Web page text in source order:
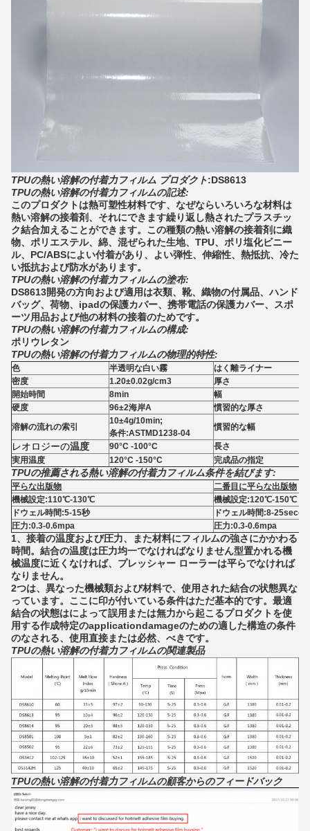
TPUの熱い溶解の付着力フィルム プロダクト:DS8613
TPUの熱い溶解の付着力フィルムの記述:
このプロダクトは熱可塑性材料です、なぜならいろいろな材料は
熱い溶解の接着剤、それにできます繰り返し熱されたプラスチッ
ク結合加えることができます。この種類の熱い溶解の接着剤に織
物、ポリエステル、綿、混ぜられた生地、TPU、ポリ塩化ビニー
ル、PC/ABSによい付着があり、よい弾性、伸縮性、熱抵抗、冷た
い抵抗および防水があります。
TPUの熱い溶解の付着力フィルムの塗布:
DS8613開発の方向および適用は衣類、靴、織物の付属品、ハンド
バッグ、荷物、ipadの保護カバー、携帯電話の保護カバー、スポ
ーツ用品および他の材料の接着のためです。
TPUの熱い溶解の付着力フィルムの構成:
ポリウレタン
TPUの熱い溶解の付着力フィルムの物理的特性:
色 半透明な白い霧
はく離ライナー
密度
1.20±0.02g/cm3
厚さ
開始時間
8min
幅
硬度
96±2海岸A
慣習的な厚さ
溶解の流れの索引
10±4g/10min;
条件:ASTMD1238-04
慣習的な幅
レオロジーの温度 90°C -100°C
長さ
実用温度
120°C -150°C 完成品の指定
TPUの推薦される熱い溶解の付着力フィルム条件を結びます:
平らな出版物
二番目に平らな出版物
機械設定:110℃-130℃
機械設定:120℃-150℃
ドウェル時間:5-15秒
ドウェル時間:8-
圧力:0.3-0.6mpa
圧力:0.3-0.6mpa
1、接着の温度および圧力、また材料にフィルムの強さにかかわる
時間。結合の温度は圧力均一でなければなりません型置かれる機
械温度に近くなければ、プレッシャー ローラーは平らでなければ
なりません。
2つは、異なった機械類および材料で、使用された結合の状態異な
っています。ここに印が付いている条件はただ基本的です。最適
結合の状態はによって誤用または無力から起こるプロダクトを使
用する作成特定のapplicationdamageのための適した構造の条件
のなされる、使用直接または必然、べきです。
TPUの熱い溶解の付着力フィルムの関連製品
TPUの熱い溶解の付着力フィルムの顧客からのフィードバック